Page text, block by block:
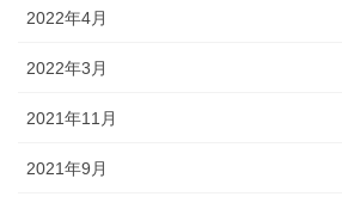
2022年4月
2022年3月
2021年11月
2021年9月